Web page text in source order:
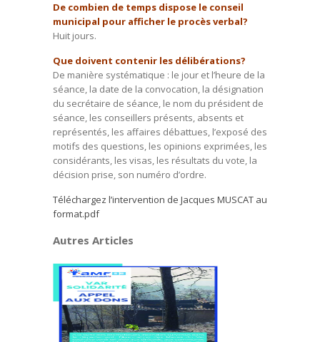
De combien de temps dispose le conseil
municipal pour afficher le procès verbal?
Huit jours.
Que doivent contenir les délibérations?
De manière systématique : le jour et l’heure de la
séance, la date de la convocation, la désignation
du secrétaire de séance, le nom du président de
séance, les conseillers présents, absents et
représentés, les affaires débattues, l’exposé des
motifs des questions, les opinions exprimées, les
considérants, les visas, les résultats du vote, la
décision prise, son numéro d’ordre.
Téléchargez l’intervention de Jacques MUSCAT au
format.pdf
Autres Articles